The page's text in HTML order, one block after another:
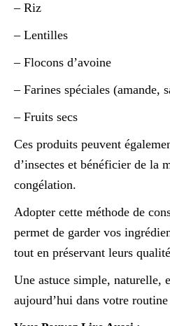
– Riz
– Lentilles
– Flocons d’avoine
– Farines spéciales (amande,
– Fruits secs
Ces produits peuvent
d’insectes et bénéficier de la
congélation.
Adopter cette méthode de
permet de garder vos
tout en préservant leurs
Une astuce simple,
aujourd’hui dans votre